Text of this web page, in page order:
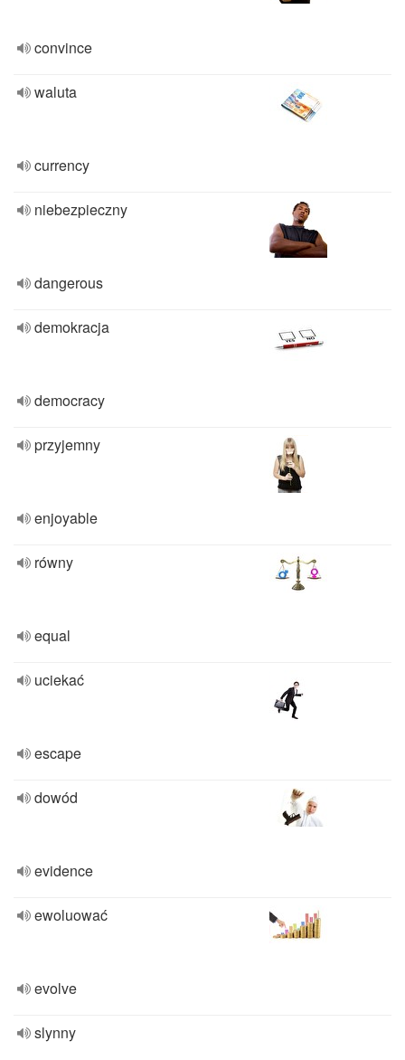
convince
waluta
currency
niebezpieczny
dangerous
demokracja
democracy
przyjemny
enjoyable
równy
equal
uciekać
escape
dowód
evidence
ewoluować
evolve
slynny